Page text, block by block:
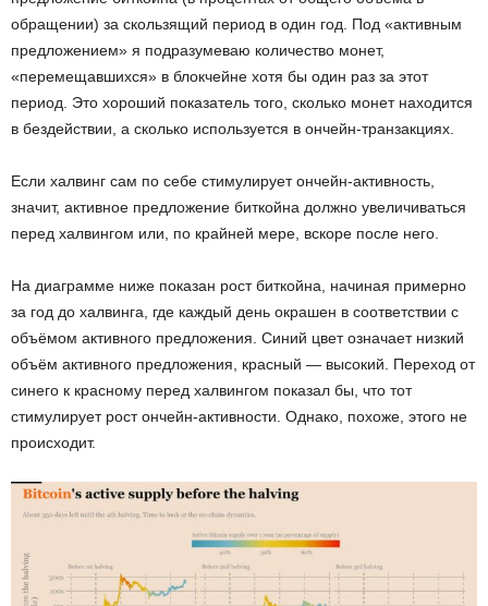
обращении) за скользящий период в один год. Под «активным
предложением» я подразумеваю количество монет,
«перемещавшихся» в блокчейне хотя бы один раз за этот
период. Это хороший показатель того, сколько монет находится
в бездействии, а сколько используется в ончейн-транзакциях.
Если халвинг сам по себе стимулирует ончейн-активность,
значит, активное предложение биткойна должно увеличиваться
перед халвингом или, по крайней мере, вскоре после него.
На диаграмме ниже показан рост биткойна, начиная примерно
за год до халвинга, где каждый день окрашен в соответствии с
объёмом активного предложения. Синий цвет означает низкий
объём активного предложения, красный — высокий. Переход от
синего к красному перед халвингом показал бы, что тот
стимулирует рост ончейн-активности. Однако, похоже, этого не
происходит.